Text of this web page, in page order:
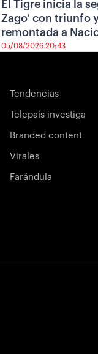
El Tigre inicia la
Zago’ con triunfo
remontada a
05/08/2026 20:43
Tendencias
Telepaís investiga
Branded content
Virales
Farándula